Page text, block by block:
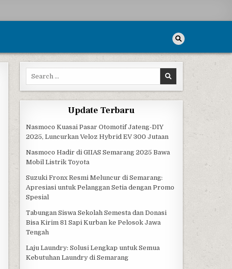
Search for:
Update Terbaru
Nasmoco Kuasai Pasar Otomotif Jateng-DIY
2025, Luncurkan Veloz Hybrid EV 300 Jutaan
Nasmoco Hadir di GIIAS Semarang 2025 Bawa
Mobil Listrik Toyota
Suzuki Fronx Resmi Meluncur di Semarang:
Apresiasi untuk Pelanggan Setia dengan Promo
Spesial
Tabungan Siswa Sekolah Semesta dan Donasi
Bisa Kirim 81 Sapi Kurban ke Pelosok Jawa
Tengah
Laju Laundry: Solusi Lengkap untuk Semua
Kebutuhan Laundry di Semarang